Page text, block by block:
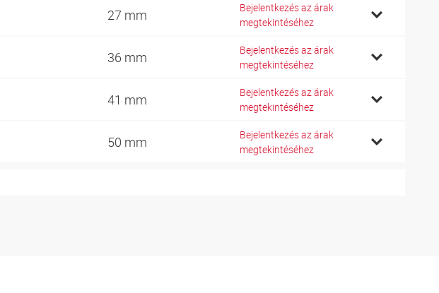
27 mm
Bejelentkezés az árak
megtekintéséhez
36 mm
Bejelentkezés az árak
megtekintéséhez
41 mm
Bejelentkezés az árak
megtekintéséhez
50 mm
Bejelentkezés az árak
megtekintéséhez